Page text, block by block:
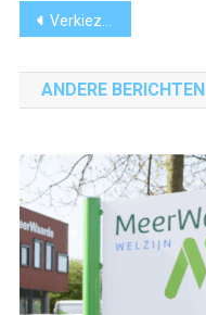
Bericht
navigatie
Verkiezingen 2025: hoe is de stemming in de streek?
ANDERE BERICHTEN